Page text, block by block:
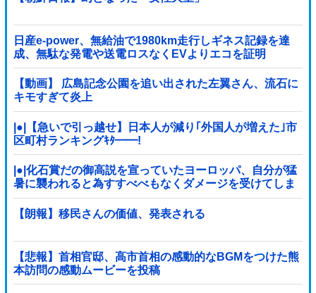
日産e-power、無給油で1980km走行しギネス記録を達
成、無駄な発電や送電ロスなくEVよりエコを証明
【動画】 広島記念公園を追い出された左翼さん、流石に
キモすぎて炎上
|●|【急いで引っ越せ】日本人が減り｢外国人が増えた｣市
区町村ランキングｷﾀ━━!
|●|化石賞だの御高説を宣っていたヨーロッパ、自分が猛
暑に襲われると為すすべべもなくダメージを受けてしま
い……
【朗報】移民さんの価値、発表される
【悲報】首相官邸、高市首相の感動的なBGMをつけた熊
本訪問の感動ムービーを投稿